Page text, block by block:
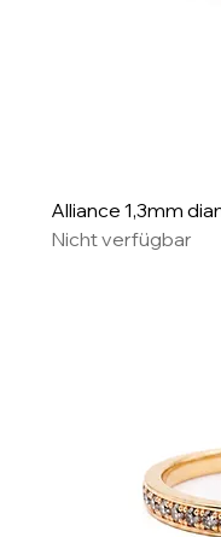
Alliance 1,3mm
Nicht verfügbar